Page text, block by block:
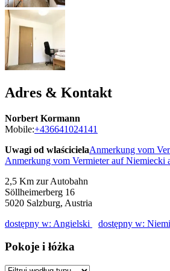
Adres & Kontakt
Norbert Kormann
Mobile:+436641024141
Uwagi od wlaścicielaAnmerkung vom
Anmerkung vom Vermieter auf Niemiecki
2,5 Km zur Autobahn
Söllheimerberg 16
5020 Salzburg, Austria
dostępny w: Angielski
dostępny w:
Pokoje i łóżka